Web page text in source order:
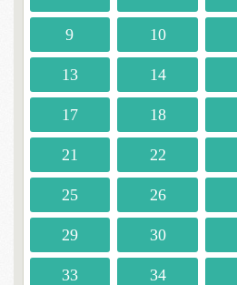
9 10
13 14
17 18
21 22
25 26
29 30
33 34